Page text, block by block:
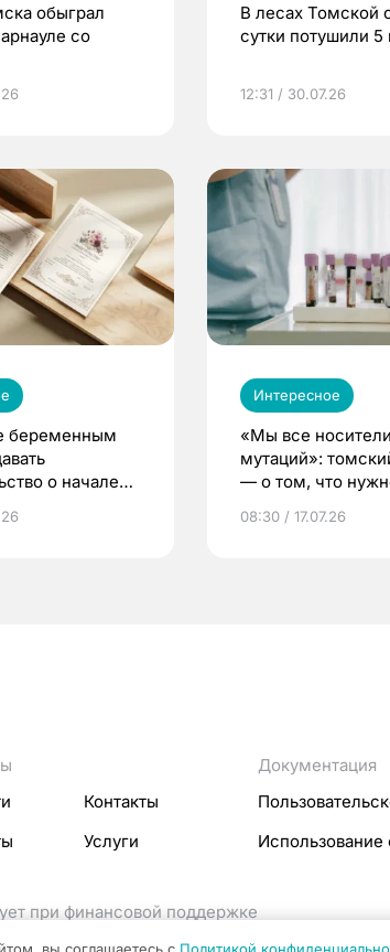
обыграл
со
В лесах Томской
сутки потушили
12:31 / 30.07.26
беременным
о начале
Интересное
«Мы все носители
мутаций»:
— о том, что
08:30 / 17.07.26
Контакты
Услуги
Документация
Использование
при финансовой поддержке